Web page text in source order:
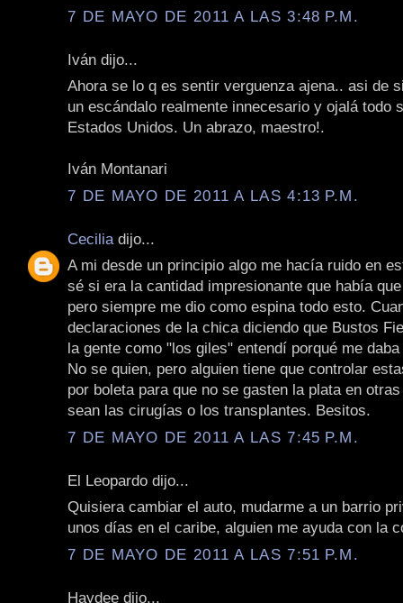
7 DE MAYO DE 2011 A LAS 3:48 P.M.
Iván dijo...
Ahora se lo q es sentir verguenza ajena.. asi de
un escándalo realmente innecesario y ojalá todo
Estados Unidos. Un abrazo, maestro!.
Iván Montanari
7 DE MAYO DE 2011 A LAS 4:13 P.M.
Cecilia dijo...
A mi desde un principio algo me hacía ruido en
sé si era la cantidad impresionante que había
pero siempre me dio como espina todo esto.
declaraciones de la chica diciendo que Bustos
la gente como "los giles" entendí porqué me
No se quien, pero alguien tiene que controlar
por boleta para que no se gasten la plata en
sean las cirugías o los transplantes. Besitos.
7 DE MAYO DE 2011 A LAS 7:45 P.M.
El Leopardo dijo...
Quisiera cambiar el auto, mudarme a un barrio
unos días en el caribe, alguien me ayuda con la
7 DE MAYO DE 2011 A LAS 7:51 P.M.
Haydee dijo...